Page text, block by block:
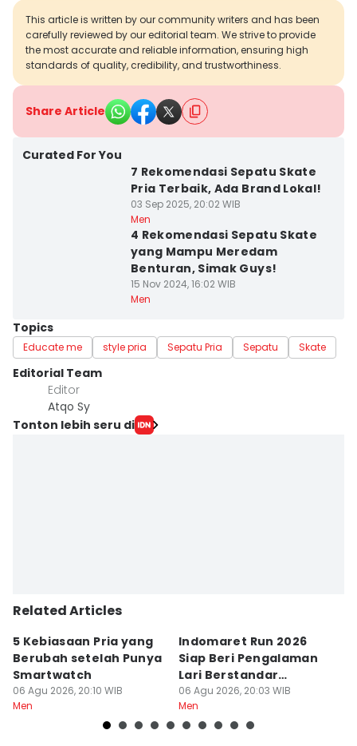
This article is written by our community writers and has been
carefully reviewed by our editorial team. We strive to provide
the most accurate and reliable information, ensuring high
standards of quality, credibility, and trustworthiness.
Share Article
Curated For You
7 Rekomendasi Sepatu Skate
Pria Terbaik, Ada Brand Lokal!
03 Sep 2025, 20:02 WIB
Men
4 Rekomendasi Sepatu Skate
yang Mampu Meredam
Benturan, Simak Guys!
15 Nov 2024, 16:02 WIB
Men
Topics
Educate me style pria Sepatu Pria Sepatu Skate
Editorial Team
Editor
Atqo Sy
Tonton lebih seru di
Related Articles
5 Kebiasaan Pria yang
Berubah setelah Punya
Smartwatch
06 Agu 2026, 20:10 WIB
Men
Indomaret Run 2026
Siap Beri Pengalaman
Lari Berstandar
Profesional
06 Agu 2026, 20:03 WIB
Men